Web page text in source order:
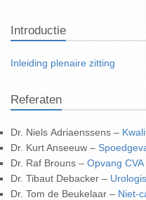
Introductie
Inleiding plenaire zitting
Referaten
Dr. Niels Adriaenssens –
Dr. Kurt Anseeuw –
Dr. Raf Brouns – Opvang CVA
Dr. Tibaut Debacker –
Dr. Tom de Beukelaar – Niet-